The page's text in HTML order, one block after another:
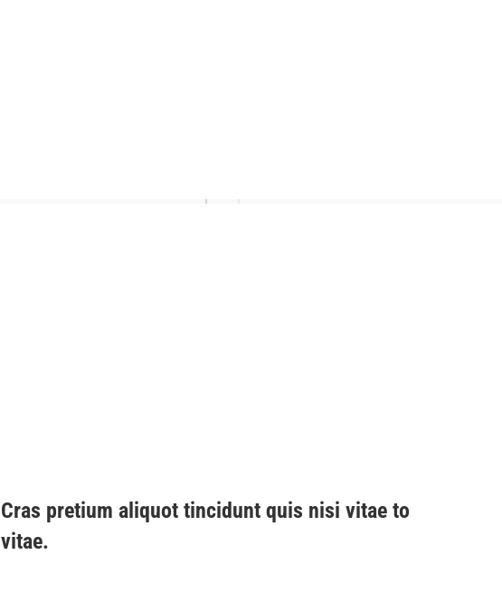
Cras pretium aliquot tincidunt quis nisi vitae to
vitae.